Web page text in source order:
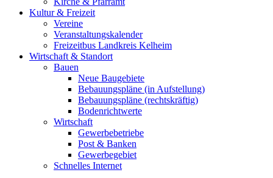
Kultur & Freizeit
Vereine
Veranstaltungskalender
Freizeitbus Landkreis Kelheim
Wirtschaft & Standort
Bauen
Neue Baugebiete
Bebauungspläne (in Aufstellung)
Bebauungspläne (rechtskräftig)
Bodenrichtwerte
Wirtschaft
Gewerbebetriebe
Post & Banken
Gewerbegebiet
Schnelles Internet